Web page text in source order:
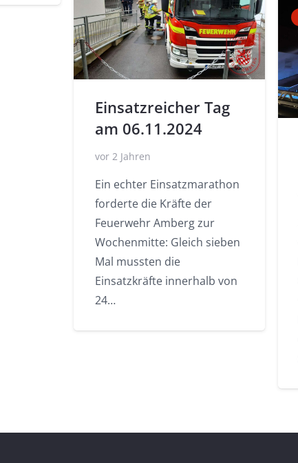
Einsatzreicher Tag
am 06.11.2024
vor 2 Jahren
Ein echter Einsatzmarathon
forderte die Kräfte der
Feuerwehr Amberg zur
Wochenmitte: Gleich sieben
Mal mussten die
Einsatzkräfte innerhalb von
24…